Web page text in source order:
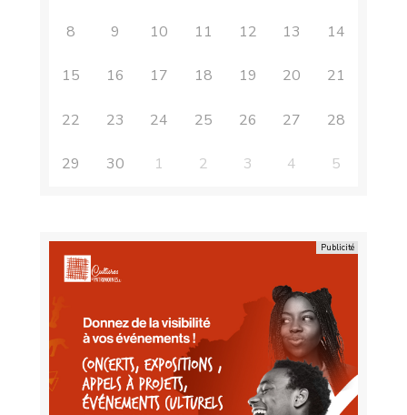
8 9 10 11 12 13 14
15 16 17 18 19 20 21
22 23 24 25 26 27 28
29 30 1 2 3 4 5